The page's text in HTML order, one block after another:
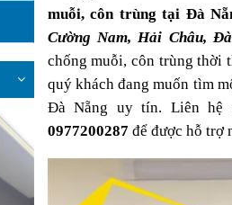
muỗi, côn trùng tại Đà
Cường Nam, Hải Châu,
chống muỗi, côn trùng thời
quý khách đang muốn tìm
0977200287 để được hỗ trợ